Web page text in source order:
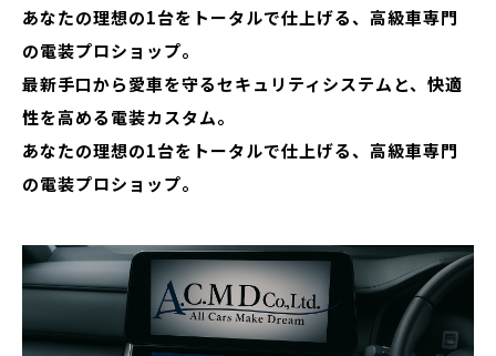
あなたの理想の1台をトータルで仕上げる、高級車専門
の電装プロショップ。
最新手口から愛車を守るセキュリティシステムと、快適
性を高める電装カスタム。
あなたの理想の1台をトータルで仕上げる、高級車専門
の電装プロショップ。